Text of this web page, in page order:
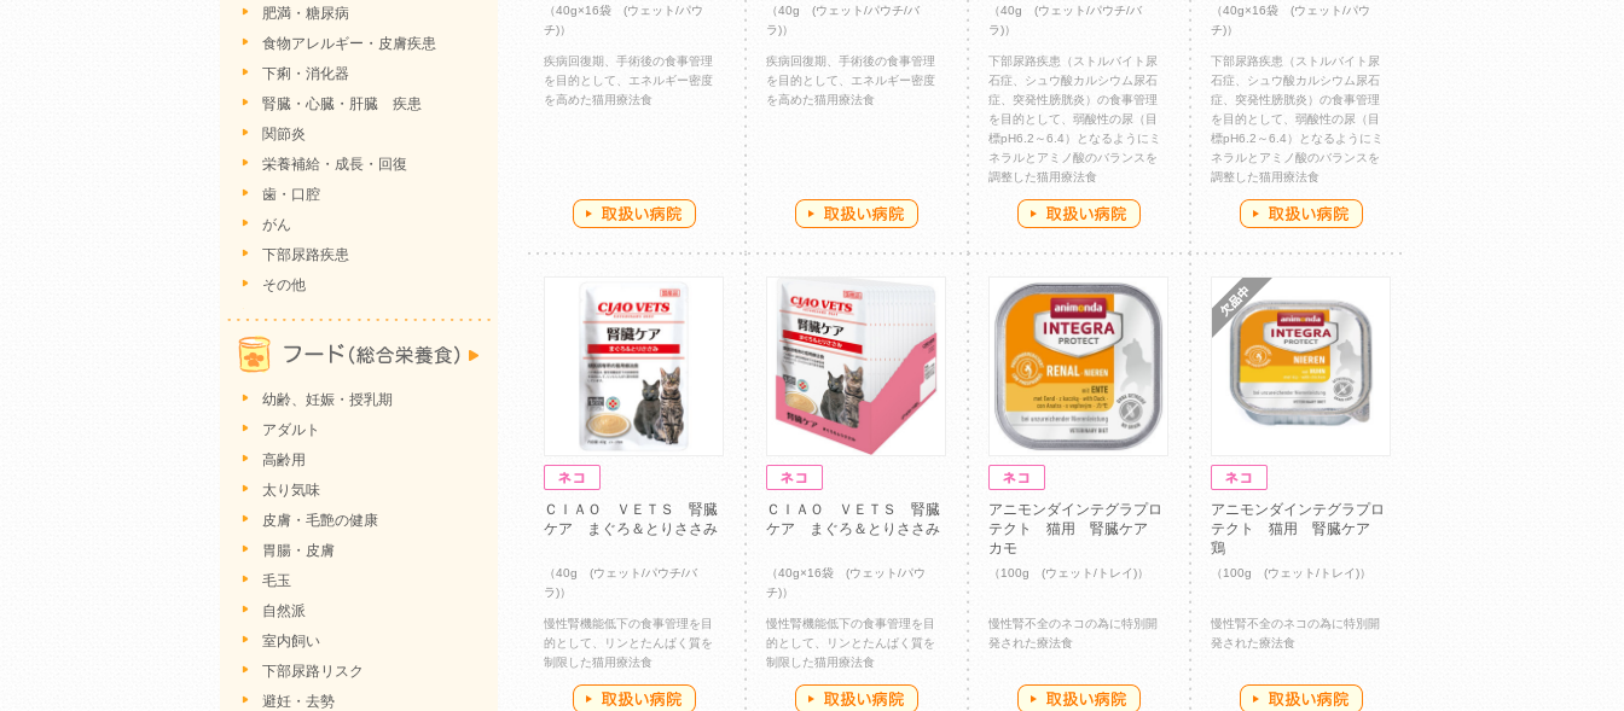
（40g×16袋 (ウェット/パウ
チ)）
疾病回復期、手術後の食事管理
を目的として、エネルギー密度
を高めた猫用療法食
（40g (ウェット/パウチ/バ
ラ)）
疾病回復期、手術後の食事管理
を目的として、エネルギー密度
を高めた猫用療法食
（40g (ウェット/パウチ/バ
ラ)）
下部尿路疾患（ストルバイト尿
石症、シュウ酸カルシウム尿石
症、突発性膀胱炎）の食事管理
を目的として、弱酸性の尿（目
標pH6.2～6.4）となるようにミ
ネラルとアミノ酸のバランスを
調整した猫用療法食
（40g×16袋 (ウェット/パウ
チ)）
下部尿路疾患（ストルバイト尿
石症、シュウ酸カルシウム尿石
症、突発性膀胱炎）の食事管理
を目的として、弱酸性の尿（目
標pH6.2～6.4）となるようにミ
ネラルとアミノ酸のバランスを
調整した猫用療法食
ＣＩＡＯ ＶＥＴＳ 腎臓
ケア まぐろ＆とりささみ
（40g (ウェット/パウチ/バ
ラ)）
慢性腎機能低下の食事管理を目
的として、リンとたんぱく質を
制限した猫用療法食
ＣＩＡＯ ＶＥＴＳ 腎臓
ケア まぐろ＆とりささみ
（40g×16袋 (ウェット/パウ
チ)）
慢性腎機能低下の食事管理を目
的として、リンとたんぱく質を
制限した猫用療法食
アニモンダインテグラプロ
テクト 猫用 腎臓ケア
カモ
（100g (ウェット/トレイ)）
慢性腎不全のネコの為に特別開
発された療法食
アニモンダインテグラプロ
テクト 猫用 腎臓ケア
鶏
（100g (ウェット/トレイ)）
慢性腎不全のネコの為に特別開
発された療法食
肥満・糖尿病
食物アレルギー・皮膚疾患
下痢・消化器
腎臓・心臓・肝臓 疾患
関節炎
栄養補給・成長・回復
歯・口腔
がん
下部尿路疾患
その他
幼齢、妊娠・授乳期
アダルト
高齢用
太り気味
皮膚・毛艶の健康
胃腸・皮膚
毛玉
自然派
室内飼い
下部尿路リスク
避妊・去勢